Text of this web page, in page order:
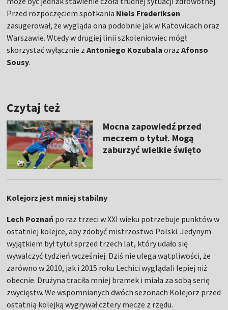
Przed rozpoczęciem spotkania Niels Frederiksen
zasugerował, że wygląda ona podobnie jak w Katowicach oraz
Warszawie. Wtedy w drugiej linii szkoleniowiec mógł
skorzystać wyłącznie zAntoniego Kozubala oraz Afonso
Sousy.
Czytaj też
Mocna zapowiedź przed
meczem o tytuł. Mogą
zaburzyć wielkie święto
Kolejorz jest mniej stabilny
Lech Poznań po raz trzeci w XXI wieku potrzebuje punktów w
ostatniej kolejce, aby zdobyć mistrzostwo Polski. Jedynym
wyjątkiem był tytuł sprzed trzech lat, który udało się
wywalczyć tydzień wcześniej. Dziś nie ulega wątpliwości, że
zarówno w 2010, jak i 2015 roku Lechici wyglądali lepiej niż
obecnie. Drużyna traciła mniej bramek i miała za sobą serię
zwycięstw. We wspomnianych dwóch sezonach Kolejorz przed
ostatnią kolejką wygrywał cztery mecze z rzędu.